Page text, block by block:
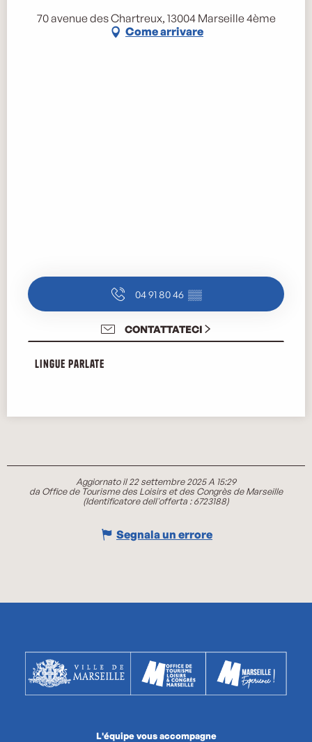
70 avenue des Chartreux, 13004 Marseille 4ème
Come arrivare
04 91 80 46 ▒▒
CONTATTATECI
Lingue parlate
Lingue parlate
Aggiornato il 22 settembre 2025 A 15:29
da Office de Tourisme des Loisirs et des Congrès de Marseille
(Identificatore dell'offerta :6723188)
Segnala un errore
L'équipe vous accompagne